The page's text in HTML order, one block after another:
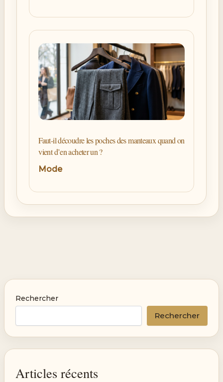
Faut-il découdre les poches des manteaux quand on
vient d’en acheter un ?
Mode
Rechercher
Rechercher
Articles récents